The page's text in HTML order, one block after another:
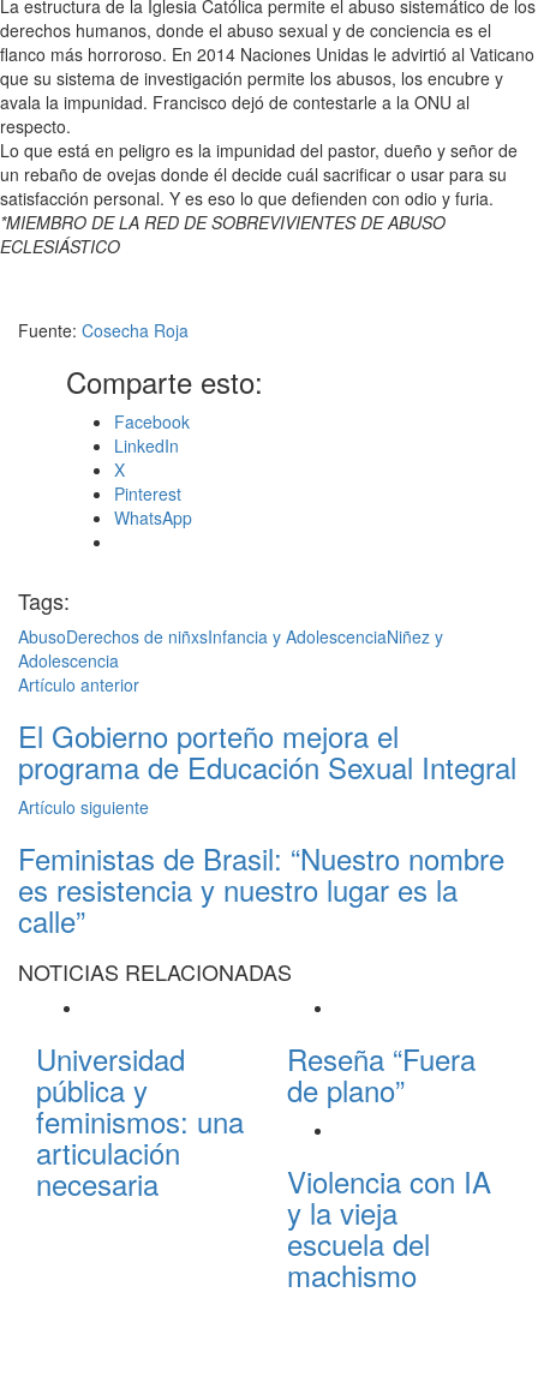
La estructura de la Iglesia Católica permite el abuso sistemático de los
derechos humanos, donde el abuso sexual y de conciencia es el
flanco más horroroso. En 2014 Naciones Unidas le advirtió al Vaticano
que su sistema de investigación permite los abusos, los encubre y
avala la impunidad. Francisco dejó de contestarle a la ONU al
respecto.
Lo que está en peligro es la impunidad del pastor, dueño y señor de
un rebaño de ovejas donde él decide cuál sacrificar o usar para su
satisfacción personal. Y es eso lo que defienden con odio y furia.
*MIEMBRO DE LA RED DE SOBREVIVIENTES DE ABUSO
ECLESIÁSTICO
Fuente: Cosecha Roja
Comparte esto:
Facebook
LinkedIn
X
Pinterest
WhatsApp
Tags:
AbusoDerechos de niñxsInfancia y AdolescenciaNiñez y
Adolescencia
Artículo anterior
El Gobierno porteño mejora el
programa de Educación Sexual Integral
Artículo siguiente
Feministas de Brasil: “Nuestro nombre
es resistencia y nuestro lugar es la
calle”
NOTICIAS RELACIONADAS
Universidad
pública y
feminismos: una
articulación
necesaria
Reseña “Fuera
de plano”
Violencia con IA
y la vieja
escuela del
machismo